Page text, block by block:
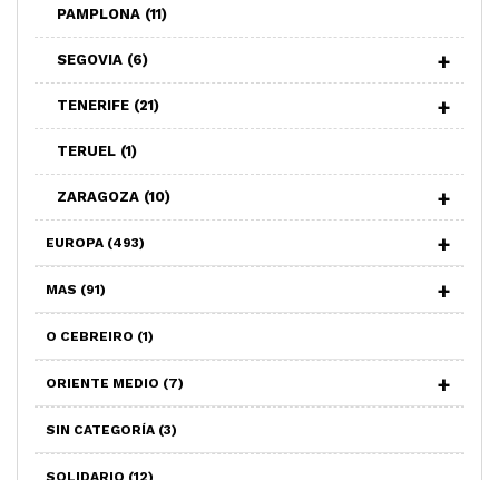
PAMPLONA (11)
SEGOVIA (6)
TENERIFE (21)
TERUEL (1)
ZARAGOZA (10)
EUROPA (493)
MAS (91)
O CEBREIRO (1)
ORIENTE MEDIO (7)
SIN CATEGORÍA (3)
SOLIDARIO (12)